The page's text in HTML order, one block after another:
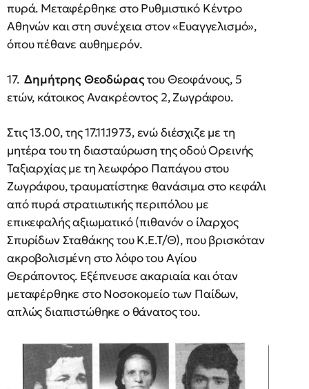
πυρά. Μεταφέρθηκε στο Ρυθμιστικό Κέντρο
Αθηνών και στη συνέχεια στον «Ευαγγελισμό»,
όπου πέθανε αυθημερόν.
17.Δημήτρης Θεοδώραςτου Θεοφάνους, 5
ετών, κάτοικος Ανακρέοντος 2, Ζωγράφου.
Στις 13.00, της 17.11.1973, ενώ διέσχιζε με τη
μητέρα του τη διασταύρωση της οδού Ορεινής
Ταξιαρχίας με τη λεωφόρο Παπάγου στου
Ζωγράφου, τραυματίστηκε θανάσιμα στο κεφάλι
από πυρά στρατιωτικής περιπόλου με
επικεφαλής αξιωματικό (πιθανόν ο ίλαρχος
Σπυρίδων Σταθάκης του Κ.Ε.Τ/Θ), που βρισκόταν
ακροβολισμένη στο λόφο του Αγίου
Θεράποντος. Εξέπνευσε ακαριαία και όταν
μεταφέρθηκε στο Νοσοκομείο των Παίδων,
απλώς διαπιστώθηκε ο θάνατος του.